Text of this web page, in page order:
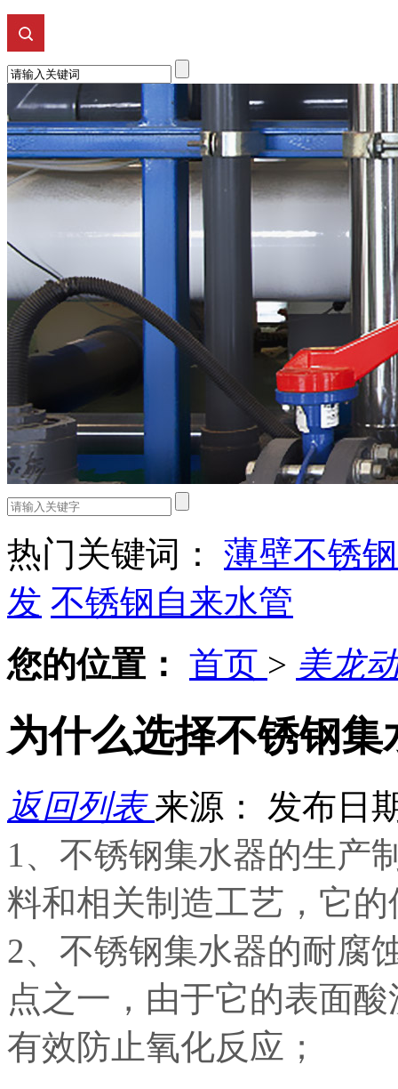
热门关键词： 薄壁不锈
发 不锈钢自来水管
您的位置： 首页 > 美龙
为什么选择不锈钢集
返回列表来源： 发布日
1、不锈钢集水器的生产
料和相关制造工艺，它
2、不锈钢集水器的耐腐
点之一，由于它的表面
有效防止氧化反应；